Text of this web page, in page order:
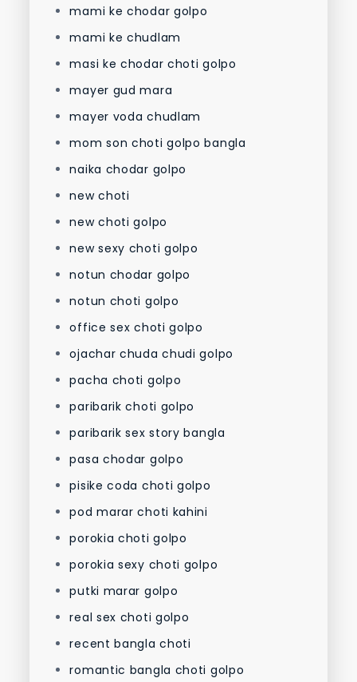
mami ke chodar golpo
mami ke chudlam
masi ke chodar choti golpo
mayer gud mara
mayer voda chudlam
mom son choti golpo bangla
naika chodar golpo
new choti
new choti golpo
new sexy choti golpo
notun chodar golpo
notun choti golpo
office sex choti golpo
ojachar chuda chudi golpo
pacha choti golpo
paribarik choti golpo
paribarik sex story bangla
pasa chodar golpo
pisike coda choti golpo
pod marar choti kahini
porokia choti golpo
porokia sexy choti golpo
putki marar golpo
real sex choti golpo
recent bangla choti
romantic bangla choti golpo